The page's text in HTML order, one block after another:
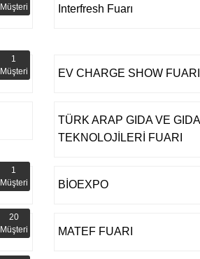
Müşteri
Interfresh Fuarı
1
Müşteri
EV CHARGE SHOW FUARI
TÜRK ARAP GIDA VE GIDA
TEKNOLOJİLERİ FUARI
1
Müşteri
BİOEXPO
20
Müşteri
MATEF FUARI